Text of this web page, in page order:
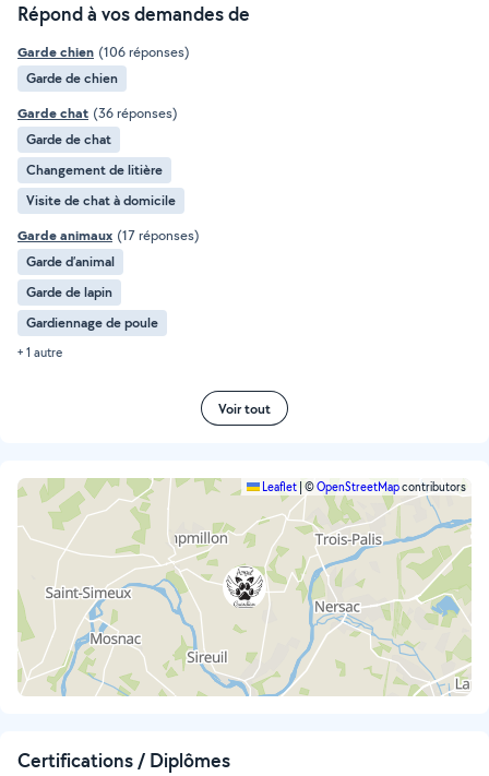
Répond à vos demandes de
Garde chien (106 réponses)
Garde de chien
Garde chat (36 réponses)
Garde de chat
Changement de litière
Visite de chat à domicile
Garde animaux (17 réponses)
Garde d’animal
Garde de lapin
Gardiennage de poule
+ 1 autre
Voir tout
Leaflet ©OpenStreetMapcontributors
Certifications / Diplômes